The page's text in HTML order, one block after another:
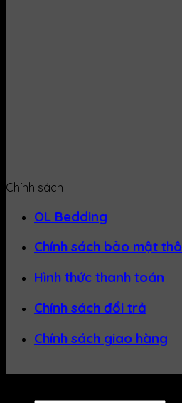
Chính sách
OL Bedding
Chính sách bảo mật
Hình thức thanh toán
Chính sách đổi trả
Chính sách giao hàng